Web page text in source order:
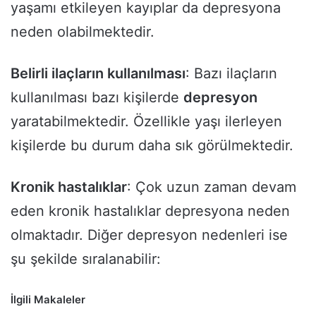
yaşamı etkileyen kayıplar da depresyona
neden olabilmektedir.
Belirli ilaçların kullanılması: Bazı ilaçların
kullanılması bazı kişilerde depresyon
yaratabilmektedir. Özellikle yaşı ilerleyen
kişilerde bu durum daha sık görülmektedir.
Kronik hastalıklar: Çok uzun zaman devam
eden kronik hastalıklar depresyona neden
olmaktadır. Diğer depresyon nedenleri ise
şu şekilde sıralanabilir:
İlgili Makaleler